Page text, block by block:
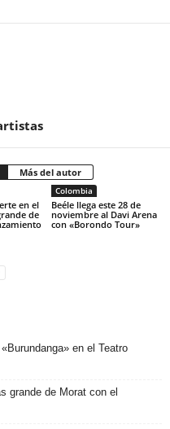
Más del autor
en el
de
Colombia
Beéle llega este 28 de
noviembre al Davi Arena
con «Borondo Tour»
en el Teatro
grande de Morat con el